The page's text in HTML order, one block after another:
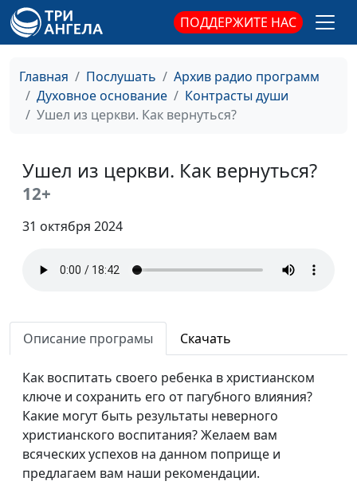
ПОДДЕРЖИТЕ НАС
Главная Послушать
Архив радио программ
Духовное основание
Контрасты души
Ушел из церкви. Как вернуться?
Ушел из церкви. Как вернуться?
12+
31 октября 2024
Описание програмы Скачать
Как воспитать своего ребенка в христианском
ключе и сохранить его от пагубного влияния?
Какие могут быть результаты неверного
христианского воспитания? Желаем вам
всяческих успехов на данном поприще и
предлагаем вам наши рекомендации.
практического
богословия
аскеза или радость?
Василий Ничик,
доктор
практического
Как передать детям
свои духовные ценности
Игорь Кириченко,
#365
Последнее время и
практического
богословия
вредят
Игорь Кириченко,
Василий Ничик,
доктор
богословия